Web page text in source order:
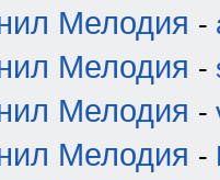
Мелодия -
Мелодия -
Мелодия -
Мелодия -